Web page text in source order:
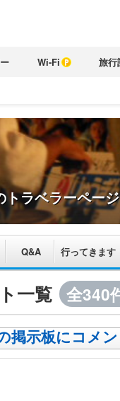
Wi-Fi 旅行
トラベラーページ
Q&A 行ってきます
一覧 全340
掲示板にコメ